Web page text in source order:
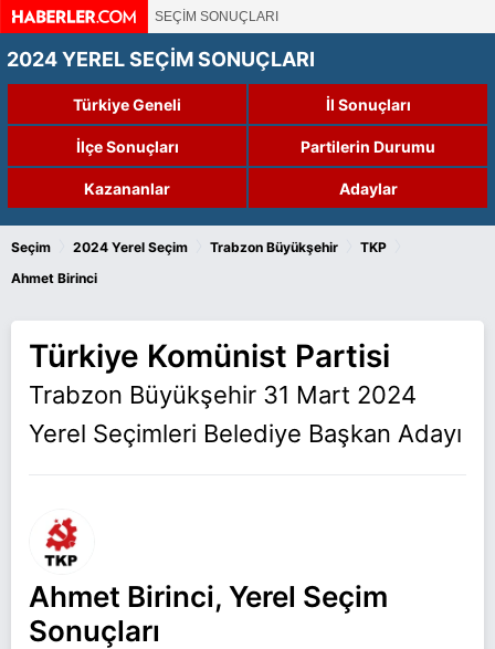
SEÇİM SONUÇLARI
2024 YEREL SEÇİM SONUÇLARI
Türkiye Geneli İl Sonuçları
İlçe Sonuçları Partilerin Durumu
Kazananlar Adaylar
Seçim 2024 Yerel Seçim Trabzon Büyükşehir TKP
Ahmet Birinci
Türkiye Komünist Partisi
Trabzon Büyükşehir 31 Mart 2024
Yerel Seçimleri Belediye Başkan Adayı
Ahmet Birinci, Yerel Seçim
Sonuçları